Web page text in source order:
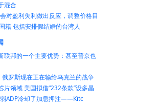
混合
对盈利失利做出反应，调整价格目
籍 包括安排假结婚的台湾人
联邦的一个主要优势：甚至普京也
俄罗斯现在正在输给乌克兰的战争
片领域 美国拟借“232条款”设多晶
ADP冷却了加息押注——Kitc